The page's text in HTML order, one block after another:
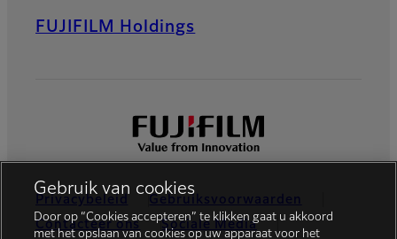
FUJIFILM Holdings
Privacybeleid
Gebruiksvoorwaarden
Contacteer ons
Sociale Media
Gebruik van cookies
Door op “Cookies accepteren” te klikken gaat u akkoord
met het opslaan van cookies op uw apparaat voor het